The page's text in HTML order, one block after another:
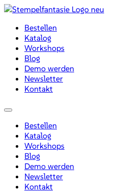
Zum
wechselnBestellen
Katalog
Workshops
Blog
Demo werden
Newsletter
Kontakt
Menü
Bestellen
Katalog
Workshops
Blog
Demo werden
Newsletter
Kontakt